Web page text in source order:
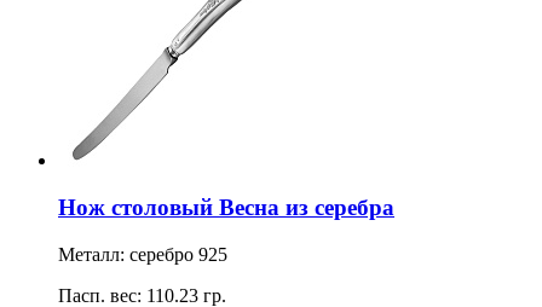
Нож столовый Весна из серебра
Металл: серебро 925
Пасп. вес: 110.23 гр.